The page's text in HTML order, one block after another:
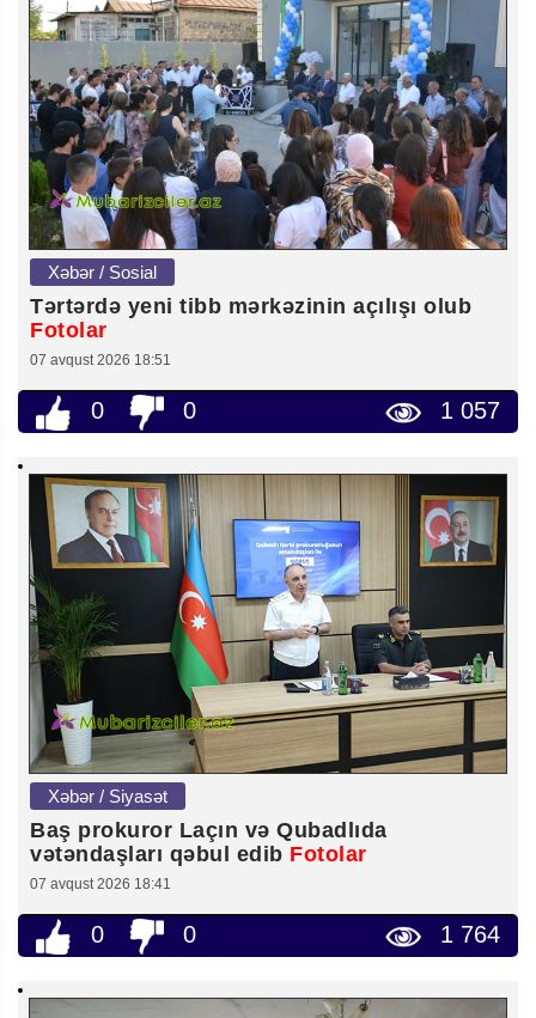
Xəbər / Sosial
Tərtərdə yeni tibb mərkəzinin açılışı olub
Fotolar
07 avqust 2026 18:51
0 0 1 057
Xəbər / Siyasət
Baş prokuror Laçın və Qubadlıda
vətəndaşları qəbul edib Fotolar
07 avqust 2026 18:41
0 0 1 764